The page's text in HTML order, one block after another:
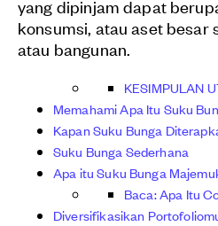
yang dipinjam dapat
konsumsi, atau aset besar
atau bangunan.
KESIMPULAN
Memahami Apa Itu Suku
Kapan Suku Bunga
Suku Bunga Sederhana
Apa itu Suku Bunga
Baca: Apa Itu
Diversifikasikan